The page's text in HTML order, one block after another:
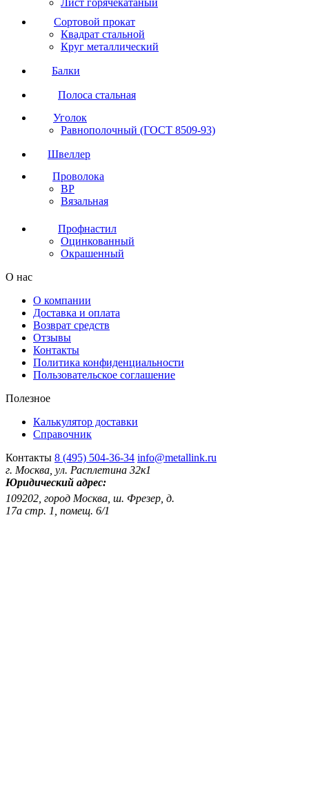
Сортовой прокат
Квадрат стальной
Круг металлический
Балки
Полоса стальная
Уголок
Равнополочный (ГОСТ 8509-93)
Швеллер
Проволока
ВР
Вязальная
Профнастил
Оцинкованный
Окрашенный
О нас
О компании
Доставка и оплата
Возврат средств
Отзывы
Контакты
Политика конфиденциальности
Пользовательское соглашение
Полезное
Калькулятор доставки
Справочник
Контакты 8 (495) 504-36-34 info@metallink.ru
г. Москва, ул. Расплетина 32к1
Юридический адрес:
109202, город Москва, ш. Фрезер, д.
17а стр. 1, помещ. 6/1